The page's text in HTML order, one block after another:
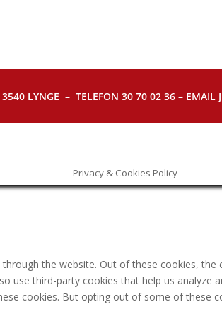
LYNGE – TELEFON 30 70 02 36 – EMAIL
Privacy & Cookies Policy
the website. Out of these cookies,
use third-party cookies that help us
cookies. But opting out of some of these